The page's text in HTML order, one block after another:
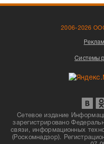
2006-2026
Системы
Сетевое издание
зарегистрировано
связи, информационных
(Роскомнадзор).